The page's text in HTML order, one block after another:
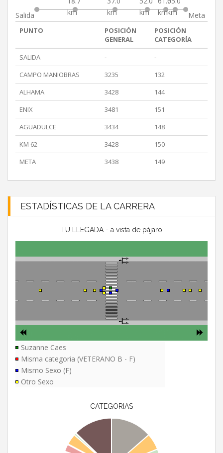
Salida
km
km
km
kmkm
Meta
PUNTO
POSICIÓN
GENERAL
POSICIÓN
CATEGORÍA
SALIDA
-
-
CAMPO MANIOBRAS
3235
132
ALHAMA
3428
144
ENIX
3481
151
AGUADULCE
3434
148
KM 62
3428
150
META
3438 149
ESTADÍSTICAS DE LA CARRERA
TU LLEGADA - a vista de pájaro
Suzanne Caes
Misma categoria (VETERANO B - F)
Mismo Sexo (F)
Otro Sexo
CATEGORIAS